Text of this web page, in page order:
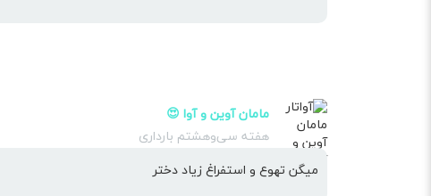
مامان آوین و آوا 😍
هفته سی‌وهشتم بارداری
میگن تهوع و استفراغ زیاد دختر